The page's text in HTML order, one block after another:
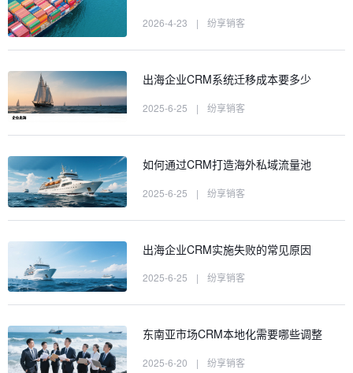
2026-4-23 | 纷享销客
出海企业CRM系统迁移成本要多少
2025-6-25 | 纷享销客
如何通过CRM打造海外私域流量池
2025-6-25 | 纷享销客
出海企业CRM实施失败的常见原因
2025-6-25 | 纷享销客
东南亚市场CRM本地化需要哪些调整
2025-6-20 | 纷享销客